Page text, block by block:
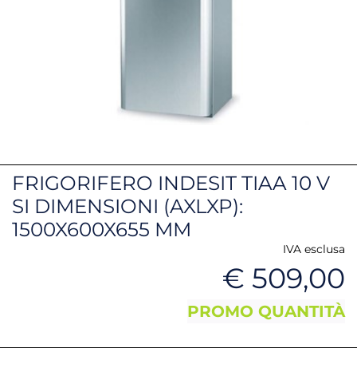
FRIGORIFERO INDESIT TIAA 10 V
SI DIMENSIONI (AXLXP):
1500X600X655 MM
IVA esclusa
€ 509,00
PROMO QUANTITÀ